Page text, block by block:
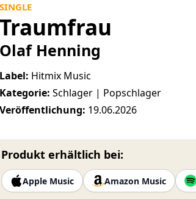
SINGLE
Traumfrau
Olaf Henning
Label: Hitmix Music
Kategorie: Schlager | Popschlager
Veröffentlichung: 19.06.2026
Produkt erhältlich bei:
Apple Music Amazon Music